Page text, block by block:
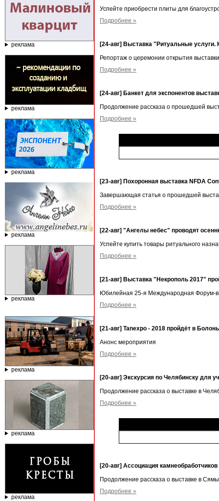
реклама
реклама
реклама
реклама
реклама
реклама
реклама
реклама
Успейте приобрести плиты для
Подробнее »
[24-авг] Выставка "Ритуальные услуги.
Репортаж о церемонии открытия выставки
Подробнее »
[24-авг] Банкет для экспонентов
Продолжение рассказа о прошедшей
Подробнее »
[23-авг] Похоронная выставка NFDA
Завершающая статья о прошедшей
Подробнее »
[22-авг] "Ангелы небес" проводят
Успейте купить товары ритуального
Подробнее »
[21-авг] Выставка "Некрополь 2017"
Юбилейная 25-я Международная Форум-
Подробнее »
[21-авг] Tanexpo - 2018 пройдёт в
Анонс мероприятия
Подробнее »
[20-авг] Экскурсия по Челябинску для
Продолжение рассказа о выставке в
Подробнее »
[20-авг] Ассоциация
Продолжение рассказа о выставке в
Подробнее »